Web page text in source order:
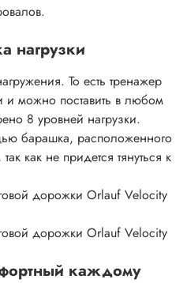
нагрузки
То есть тренажер
и можно поставить в любом
8 уровней нагрузки.
барашка, расположенного
как не придется тянуться к
каждому